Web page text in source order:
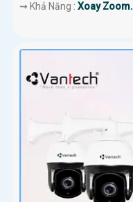
️⇝ Khả Năng : Xoay Zoom.